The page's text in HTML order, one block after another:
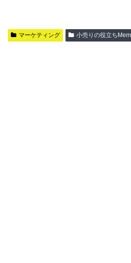
マーケティング 小売りの役立ち